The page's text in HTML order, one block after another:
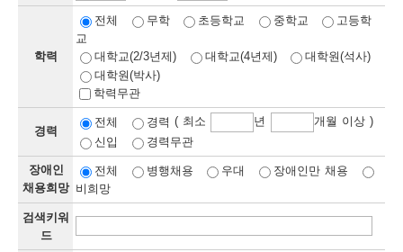
보
보
련
정
우
미
내
학력
전체 무학 초등학교 중학교
고등학
교
대학교(2/3년제)
대학교(4년제)
대학원(석사)
대학원(박사)
학력무관
경력
전체 경력 ( 최소 년
개월 이상 )
신입
경력무관
장애인
채용희망
전체 병행채용 우대
장애인만 채용
비희망
검색키워
드
용
보